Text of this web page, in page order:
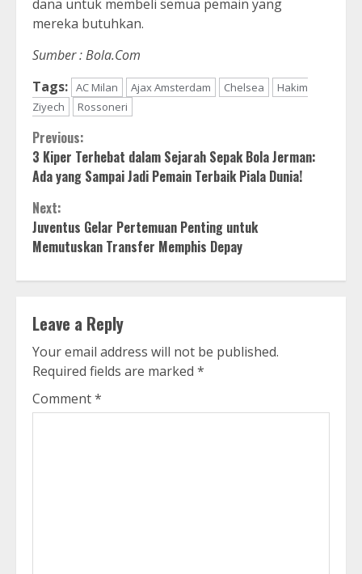
dana untuk membeli semua pemain yang
mereka butuhkan.
Sumber : Bola.Com
Tags: AC Milan Ajax Amsterdam Chelsea
Hakim
Ziyech
Rossoneri
Continue
Reading
Previous:
3 Kiper Terhebat dalam Sejarah Sepak Bola Jerman:
Ada yang Sampai Jadi Pemain Terbaik Piala Dunia!
Next:
Juventus Gelar Pertemuan Penting untuk
Memutuskan Transfer Memphis Depay
Leave a Reply
Your email address will not be published.
Required fields are marked *
Comment*